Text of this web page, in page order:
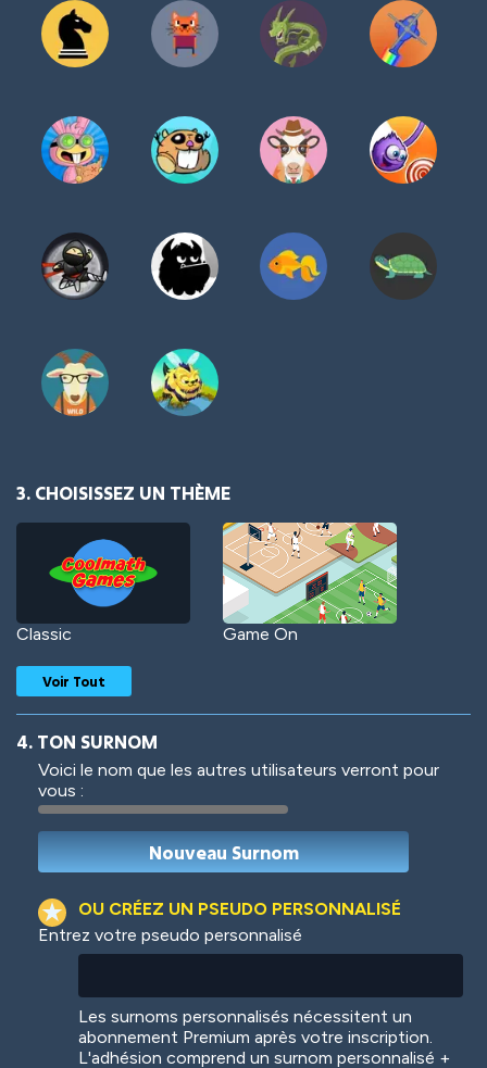
3. CHOISISSEZ UN THÈME
Classic Game On
Woof
Colorful
Voir Tout
4. TON SURNOM
Voici le nom que les autres utilisateurs verront pour
vous :
OU CRÉEZ UN PSEUDO PERSONNALISÉ
Entrez votre pseudo personnalisé
Les surnoms personnalisés nécessitent un
abonnement Premium après votre inscription.
L'adhésion comprend un surnom personnalisé +